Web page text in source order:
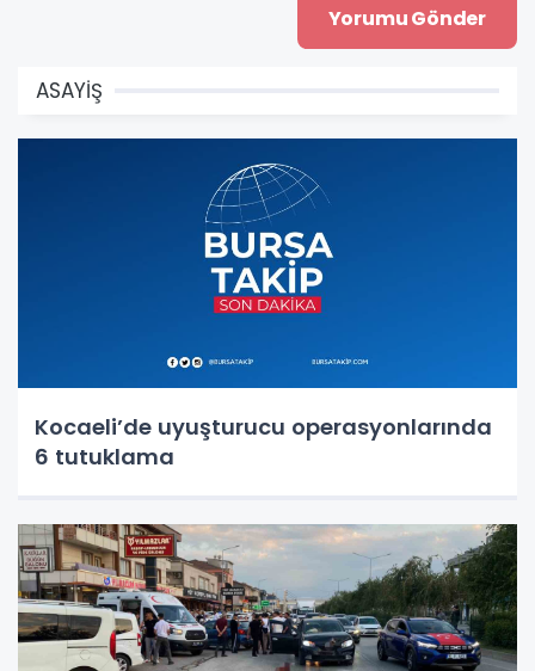
ASAYİŞ
Kocaeli’de uyuşturucu operasyonlarında
6 tutuklama